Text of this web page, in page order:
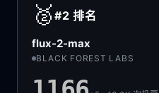
🥈 #2排名
flux-2-max
BLACK FOREST LABS